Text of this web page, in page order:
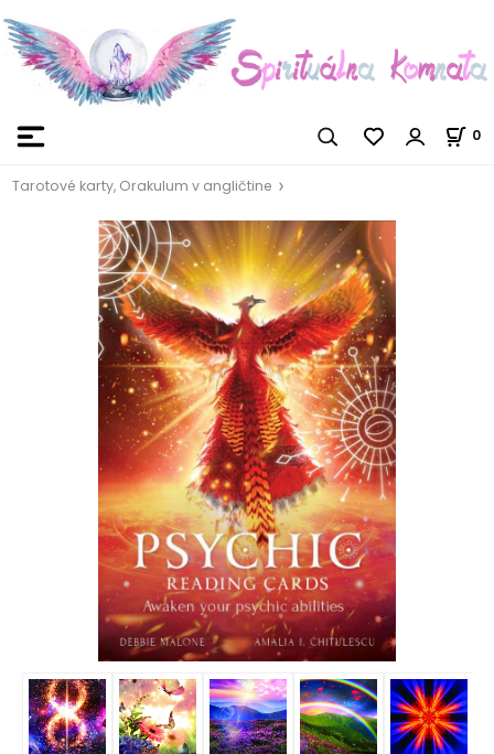
0
Tarotové karty, Orakulum v angličtine